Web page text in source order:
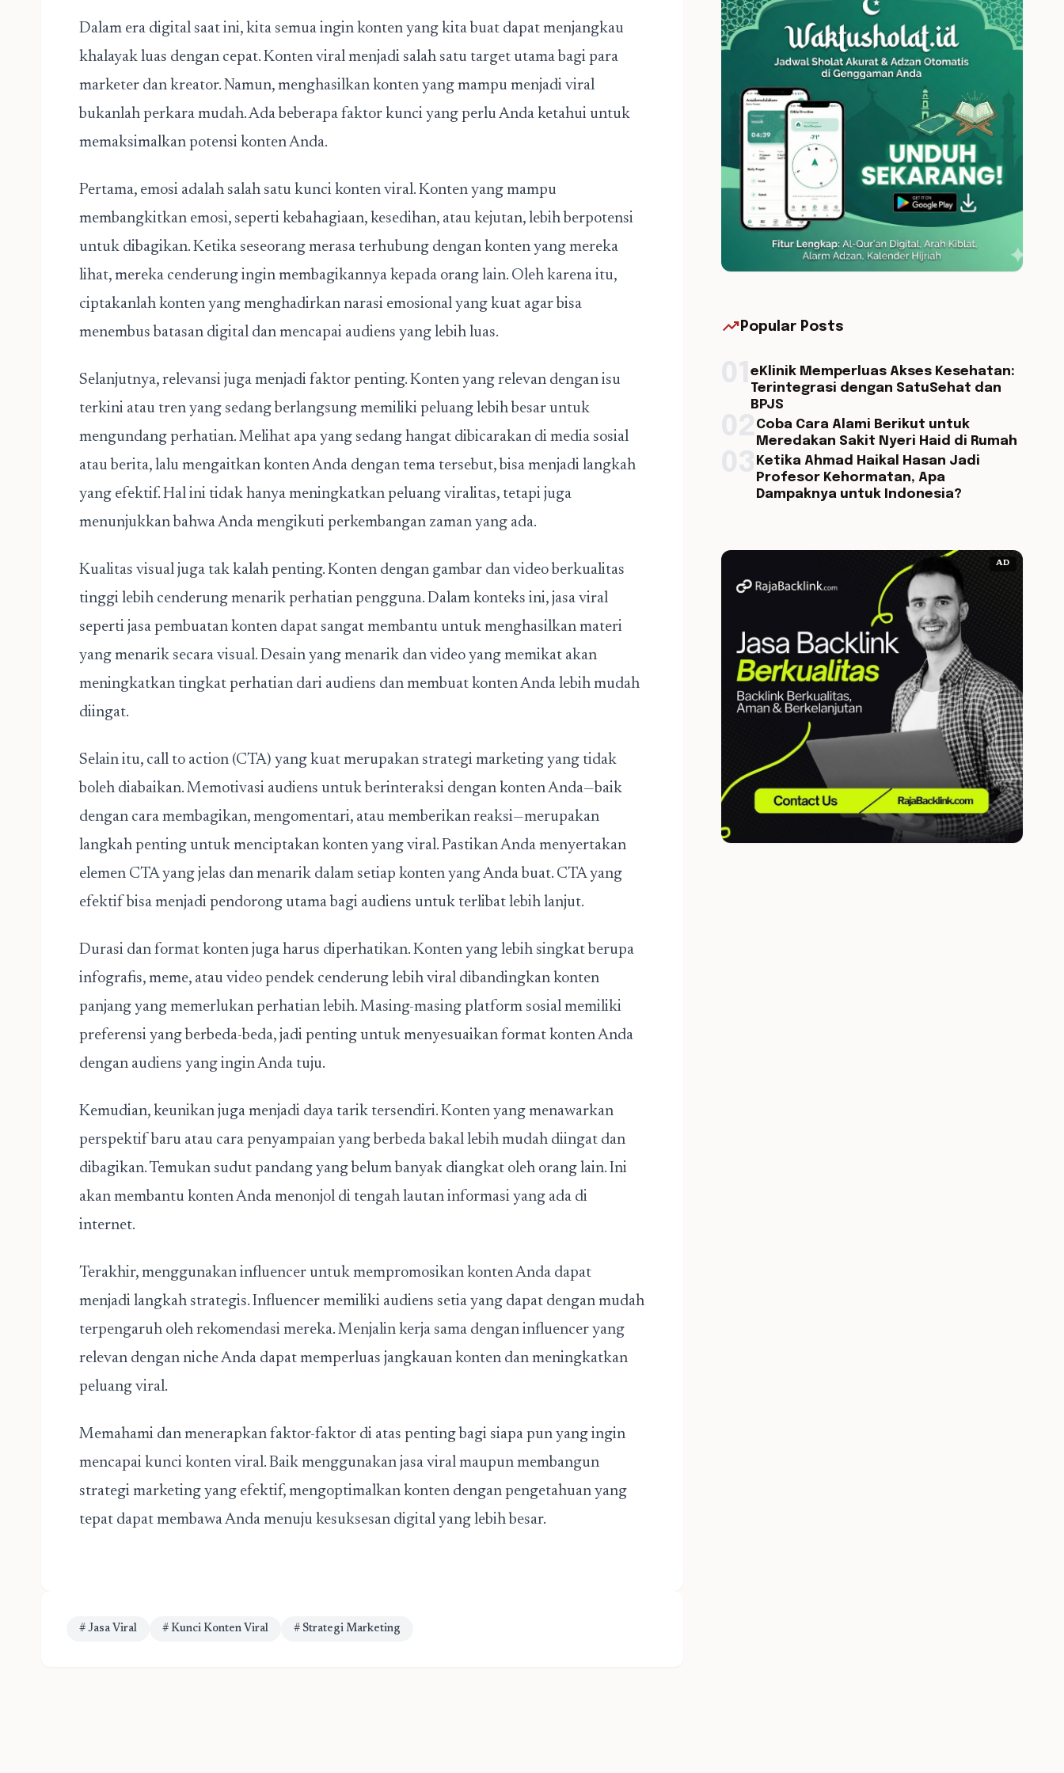
Dalam era digital saat ini, kita semua ingin konten yang kita buat dapat menjangkau
khalayak luas dengan cepat. Konten viral menjadi salah satu target utama bagi para
marketer dan kreator. Namun, menghasilkan konten yang mampu menjadi viral
bukanlah perkara mudah. Ada beberapa faktor kunci yang perlu Anda ketahui untuk
memaksimalkan potensi konten Anda.
Pertama, emosi adalah salah satu kunci konten viral. Konten yang mampu
membangkitkan emosi, seperti kebahagiaan, kesedihan, atau kejutan, lebih berpotensi
untuk dibagikan. Ketika seseorang merasa terhubung dengan konten yang mereka
lihat, mereka cenderung ingin membagikannya kepada orang lain. Oleh karena itu,
ciptakanlah konten yang menghadirkan narasi emosional yang kuat agar bisa
menembus batasan digital dan mencapai audiens yang lebih luas.
Selanjutnya, relevansi juga menjadi faktor penting. Konten yang relevan dengan isu
terkini atau tren yang sedang berlangsung memiliki peluang lebih besar untuk
mengundang perhatian. Melihat apa yang sedang hangat dibicarakan di media sosial
atau berita, lalu mengaitkan konten Anda dengan tema tersebut, bisa menjadi langkah
yang efektif. Hal ini tidak hanya meningkatkan peluang viralitas, tetapi juga
menunjukkan bahwa Anda mengikuti perkembangan zaman yang ada.
Kualitas visual juga tak kalah penting. Konten dengan gambar dan video berkualitas
tinggi lebih cenderung menarik perhatian pengguna. Dalam konteks ini, jasa viral
seperti jasa pembuatan konten dapat sangat membantu untuk menghasilkan materi
yang menarik secara visual. Desain yang menarik dan video yang memikat akan
meningkatkan tingkat perhatian dari audiens dan membuat konten Anda lebih mudah
diingat.
Selain itu, call to action (CTA) yang kuat merupakan strategi marketing yang tidak
boleh diabaikan. Memotivasi audiens untuk berinteraksi dengan konten Anda—baik
dengan cara membagikan, mengomentari, atau memberikan reaksi—merupakan
langkah penting untuk menciptakan konten yang viral. Pastikan Anda menyertakan
elemen CTA yang jelas dan menarik dalam setiap konten yang Anda buat. CTA yang
efektif bisa menjadi pendorong utama bagi audiens untuk terlibat lebih lanjut.
Durasi dan format konten juga harus diperhatikan. Konten yang lebih singkat berupa
infografis, meme, atau video pendek cenderung lebih viral dibandingkan konten
panjang yang memerlukan perhatian lebih. Masing-masing platform sosial memiliki
preferensi yang berbeda-beda, jadi penting untuk menyesuaikan format konten Anda
dengan audiens yang ingin Anda tuju.
Kemudian, keunikan juga menjadi daya tarik tersendiri. Konten yang menawarkan
perspektif baru atau cara penyampaian yang berbeda bakal lebih mudah diingat dan
dibagikan. Temukan sudut pandang yang belum banyak diangkat oleh orang lain. Ini
akan membantu konten Anda menonjol di tengah lautan informasi yang ada di
internet.
Terakhir, menggunakan influencer untuk mempromosikan konten Anda dapat
menjadi langkah strategis. Influencer memiliki audiens setia yang dapat dengan mudah
terpengaruh oleh rekomendasi mereka. Menjalin kerja sama dengan influencer yang
relevan dengan niche Anda dapat memperluas jangkauan konten dan meningkatkan
peluang viral.
Memahami dan menerapkan faktor-faktor di atas penting bagi siapa pun yang ingin
mencapai kunci konten viral. Baik menggunakan jasa viral maupun membangun
strategi marketing yang efektif, mengoptimalkan konten dengan pengetahuan yang
tepat dapat membawa Anda menuju kesuksesan digital yang lebih besar.
# Jasa Viral # Kunci Konten Viral # Strategi Marketing
trending_up Popular Posts
eKlinik Memperluas Akses Kesehatan:
Terintegrasi dengan SatuSehat dan
BPJS
Coba Cara Alami Berikut untuk
Meredakan Sakit Nyeri Haid di Rumah
Ketika Ahmad Haikal Hasan Jadi
Profesor Kehormatan, Apa
Dampaknya untuk Indonesia?
AD